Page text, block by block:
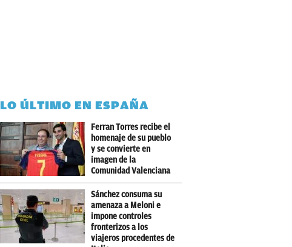
LO ÚLTIMO EN ESPAÑA
Ferran Torres recibe el
homenaje de su pueblo
y se convierte en
imagen de la
Comunidad Valenciana
Sánchez consuma su
amenaza a Meloni e
impone controles
fronterizos a los
viajeros procedentes de